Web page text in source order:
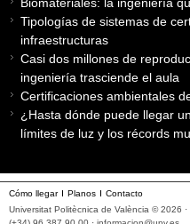
Biomateriales: la ingeniería
Tipologías de sistemas de
infraestructuras
Casi dos millones de
ingeniería trasciende el aula
Certificaciones ambientales
¿Hasta dónde puede llegar
límites de luz y los récords
Cómo llegar Planos
Contacto
Universitat Politècnica de València © 2026 ·